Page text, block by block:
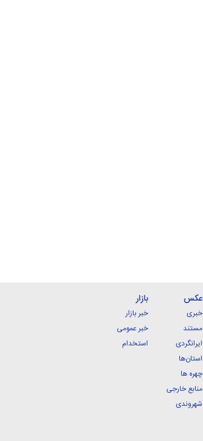
عکس
خبری
مستند
ایرانگردی
استان‌ها
چهره ها
منابع خارجی
شهروندی
بازار
خبر بازار
خبر عمومی
استخدام